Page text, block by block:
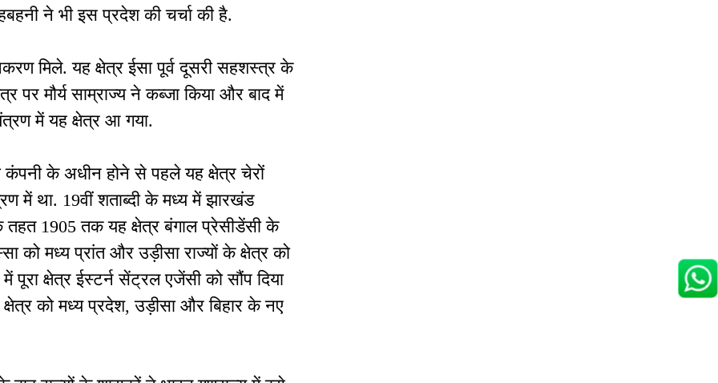
ने भी इस प्रदेश की चर्चा की है.
मिले. यह क्षेत्र ईसा पूर्व दूसरी सहशस्त्र के
पर मौर्य साम्राज्य ने कब्जा किया और बाद में
में यह क्षेत्र आ गया.
कंपनी के अधीन होने से पहले यह क्षेत्र चेरों
में था. 19वीं शताब्दी के मध्य में झारखंड
1905 तक यह क्षेत्र बंगाल प्रेसीडेंसी के
को मध्य प्रांत और उड़ीसा राज्यों के क्षेत्र को
पूरा क्षेत्र ईस्टर्न सेंट्रल एजेंसी को सौंप दिया
को मध्य प्रदेश, उड़ीसा और बिहार के नए